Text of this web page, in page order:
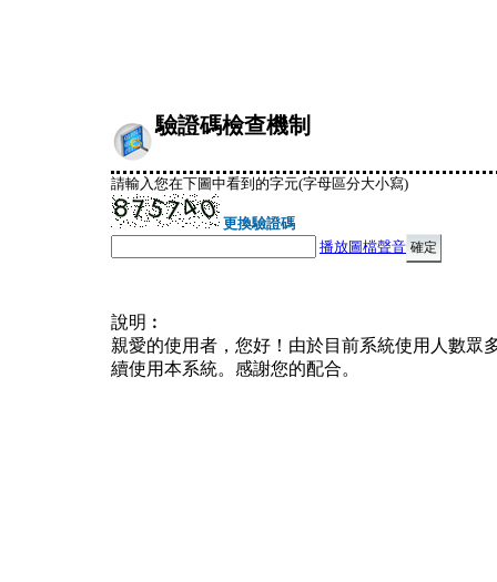
驗證碼檢查機制
請輸入您在下圖中看到的字元(字母區分大小寫)
更換驗證碼
播放圖檔聲音
說明︰
親愛的使用者，您好！由於目前系統使用人數眾
續使用本系統。感謝您的配合。